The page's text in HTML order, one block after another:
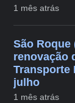
1 mês atrás
São Roque
renovação
Transporte
julho
1 mês atrás